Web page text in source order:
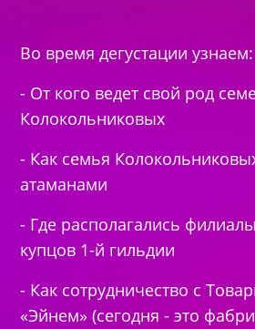
Во время дегустации узнаем:
- От кого ведет свой род
Колокольниковых
- Как семья
атаманами
- Где располагались
купцов 1-й гильдии
- Как сотрудничество с
«Эйнем» (сегодня - это